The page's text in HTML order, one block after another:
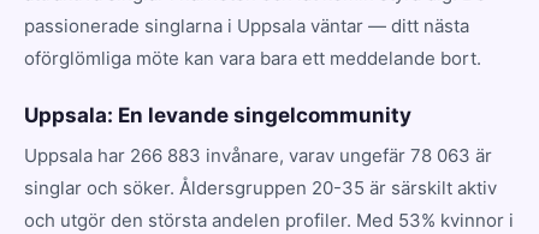
passionerade singlarna i Uppsala väntar — ditt nästa
oförglömliga möte kan vara bara ett meddelande bort.
Uppsala: En levande singelcommunity
Uppsala har 266 883 invånare, varav ungefär 78 063 är
singlar och söker. Åldersgruppen 20-35 är särskilt aktiv
och utgör den största andelen profiler. Med 53% kvinnor i